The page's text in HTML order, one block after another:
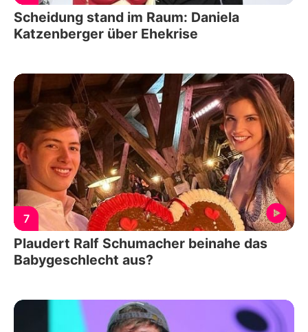
Scheidung stand im Raum: Daniela
Katzenberger über Ehekrise
7
Plaudert Ralf Schumacher beinahe das
Babygeschlecht aus?